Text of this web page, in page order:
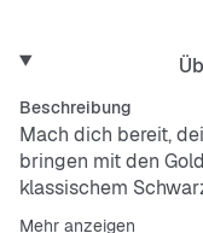
Beschreibung
Mach dich bereit,
bringen mit den
klassischem
bequem, sondern
Mehr anzeigen